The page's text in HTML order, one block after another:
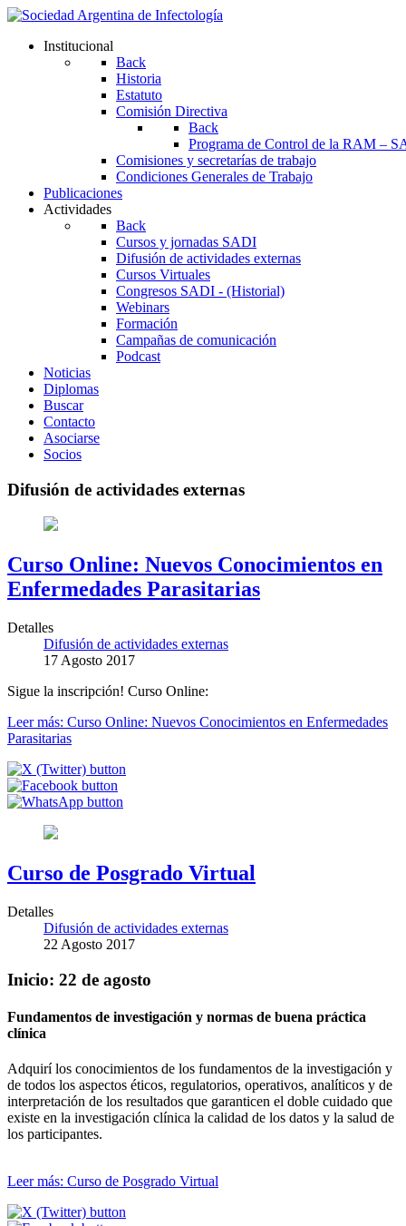
Institucional
Back
Historia
Estatuto
Comisión Directiva
Back
Programa de Control de la RAM –
Comisiones y secretarías de trabajo
Condiciones Generales de Trabajo
Publicaciones
Actividades
Back
Cursos y jornadas SADI
Difusión de actividades externas
Cursos Virtuales
Congresos SADI - (Historial)
Webinars
Formación
Campañas de comunicación
Podcast
Noticias
Diplomas
Buscar
Contacto
Asociarse
Socios
Difusión de actividades externas
Curso Online: Nuevos Conocimientos en
Enfermedades Parasitarias
Detalles
Difusión de actividades externas
17 Agosto 2017
Sigue la inscripción! Curso Online:
Leer más: Curso Online: Nuevos Conocimientos en Enfermedades
Parasitarias
Curso de Posgrado Virtual
Detalles
Difusión de actividades externas
22 Agosto 2017
Inicio: 22 de agosto
Fundamentos de investigación y normas de buena práctica
clínica
Adquirí los conocimientos de los fundamentos de la investigación y
de todos los aspectos éticos, regulatorios, operativos, analíticos y de
interpretación de los resultados que garanticen el doble cuidado que
existe en la investigación clínica la calidad de los datos y la salud de
los participantes.
Leer más: Curso de Posgrado Virtual